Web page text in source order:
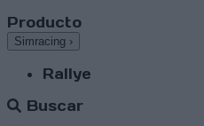
Producto
Simracing ›
Rallye
Buscar